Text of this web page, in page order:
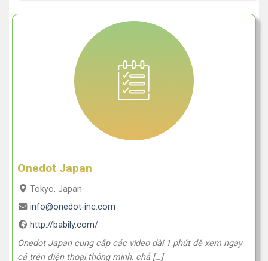
Onedot Japan
Tokyo, Japan
info@onedot-inc.com
http://babily.com/
Onedot Japan cung cấp các video dài 1 phút dễ xem ngay
cả trên điện thoại thông minh, chẳ […]